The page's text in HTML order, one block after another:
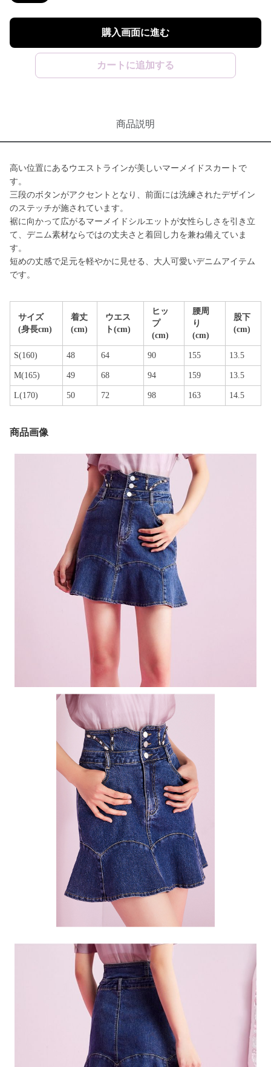
購入画面に進む
カートに追加する
商品説明
高い位置にあるウエストラインが美しいマーメイドスカートで
す。
三段のボタンがアクセントとなり、前面には洗練されたデザイン
のステッチが施されています。
裾に向かって広がるマーメイドシルエットが女性らしさを引き立
て、デニム素材ならではの丈夫さと着回し力を兼ね備えていま
す。
短めの丈感で足元を軽やかに見せる、大人可愛いデニムアイテム
です。
サイズ
(身長cm)
着丈
(cm)
ウエス
ト(cm)
ヒッ
プ
(cm)
腰周
り
(cm)
股下
(cm)
S(160) 48 64 90 155 13.5
M(165) 49 68 94 159 13.5
L(170) 50 72 98 163 14.5
商品画像